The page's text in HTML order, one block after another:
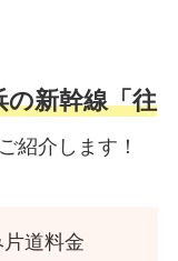
の新幹線「往
紹介します！
片道料金